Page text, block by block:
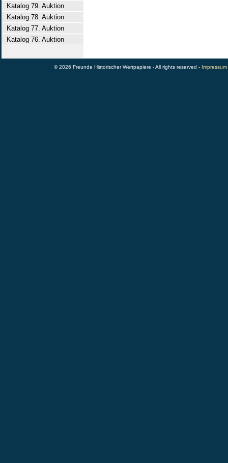
Katalog 79. Auktion
Katalog 78. Auktion
Katalog 77. Auktion
Katalog 76. Auktion
© 2026 Freunde Historischer Wertpapiere - All rights reserved - Impressum